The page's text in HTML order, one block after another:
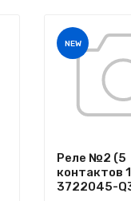
NEW
Реле №2 (5
контактов
3722045-